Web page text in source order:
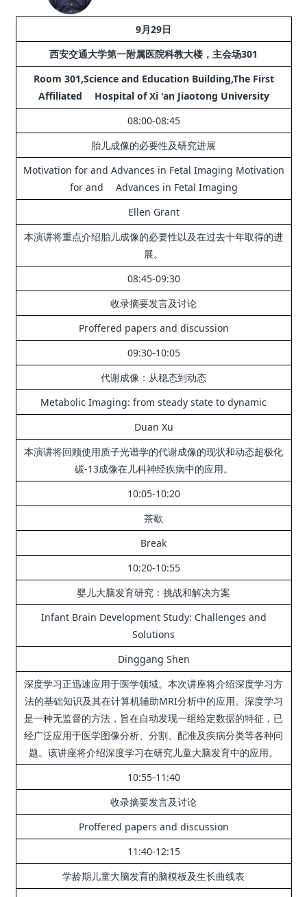
9月29日
西安交通大学第一附属医院科教大楼，主会场301
Room 301,Science and Education Building,The First
Affiliated Hospital of Xi 'an Jiaotong University
08:00-08:45
胎儿成像的必要性及研究进展
Motivation for and Advances in Fetal Imaging Motivation
for and Advances in Fetal Imaging
Ellen Grant
本演讲将重点介绍胎儿成像的必要性以及在过去十年取得的进
展。
08:45-09:30
收录摘要发言及讨论
Proffered papers and discussion
09:30-10:05
代谢成像： 从稳态到动态
Metabolic Imaging: from steady state to dynamic
Duan Xu
本演讲将回顾使用质子光谱学的代谢成像的现状和动态超极化
碳-13成像在儿科神经疾病中的应用。
10:05-10:20
茶歇
Break
10:20-10:55
婴儿大脑发育研究： 挑战和解决方案
Infant Brain Development Study: Challenges and
Solutions
Dinggang Shen
深度学习正迅速应用于医学领域。 本次讲座将介绍深度学习方
法的基础知识及其在计算机辅助MRI分析中的应用。 深度学习
是一种无监督的方法，旨在自动发现一组给定数据的特征，已
经广泛应用于医学图像分析、分割、配准及疾病分类等各种问
题。 该讲座将介绍深度学习在研究儿童大脑发育中的应用。
10:55-11:40
收录摘要发言及讨论
Proffered papers and discussion
11:40-12:15
学龄期儿童大脑发育的脑模板及生长曲线表